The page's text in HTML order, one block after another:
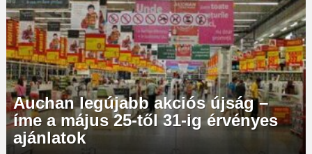
Auchan legújabb akciós újság –
íme a május 25-től 31-ig érvényes
ajánlatok